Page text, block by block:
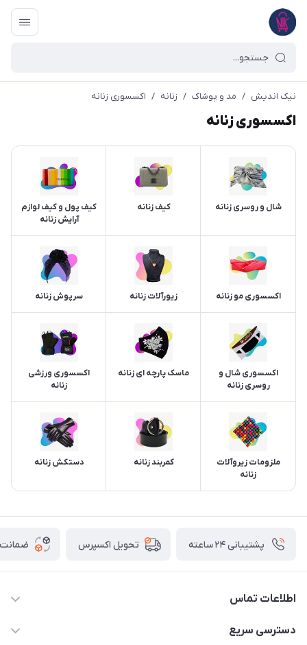
نیک اندیش / مد و پوشاک / زنانه / اکسسوری زنانه
اکسسوری زنانه
شال و روسری زنانه کیف زنانه
کیف پول و کیف لوازم
آرایش زنانه
اکسسوری مو زنانه زیورآلات زنانه سرپوش زنانه
اکسسوری شال و
روسری زنانه
ماسک پارچه ای زنانه
اکسسوری ورزشی
زنانه
ملزومات زیروآلات
زنانه
کمربند زنانه دستکش زنانه
پشتیبانی ۲۴ ساعته تحویل اکسپرس ضمانت
اطلاعات تماس
02177111474
دسترسی سریع